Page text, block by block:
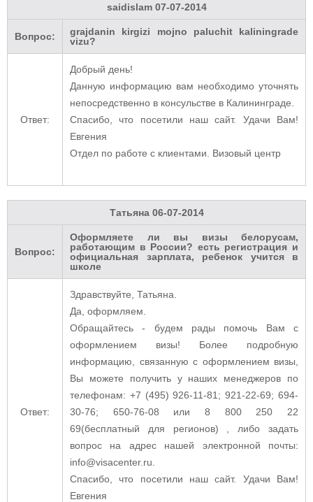
saidislam 07-07-2014
Вопрос:
grajdanin kirgizi mojno paluchit kaliningrade
vizu?
Ответ:
Добрый день!
Данную информацию вам необходимо уточнять
непосредственно в консульстве в Калининграде.
Спасибо, что посетили наш сайт. Удачи Вам!
Евгения
Отдел по работе с клиентами. Визовый центр
Татьяна 06-07-2014
Вопрос:
Оформляете ли вы визы белорусам,
работающим в России? есть регистрация и
официальная зарплата, ребенок учится в
школе
Ответ:
Здравствуйте, Татьяна.
Да, оформляем.
Обращайтесь - будем рады помочь Вам с
оформлением визы! Более подробную
информацию, связанную с оформлением визы,
Вы можете получить у наших менеджеров по
телефонам: +7 (495) 926-11-81; 921-22-69; 694-
30-76; 650-76-08 или 8 800 250 22
69(бесплатный для регионов) , либо задать
вопрос на адрес нашей электронной почты:
info@visacenter.ru.
Спасибо, что посетили наш сайт. Удачи Вам!
Евгения